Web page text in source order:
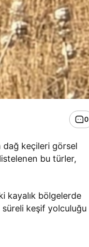
0
dağ keçileri görsel
bu türler,
kayalık bölgelerde
süreli keşif yolculuğu